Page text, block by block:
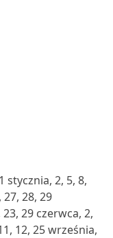
stycznia, 2, 5, 8,
28, 29
29 czerwca, 2,
12, 25 września,